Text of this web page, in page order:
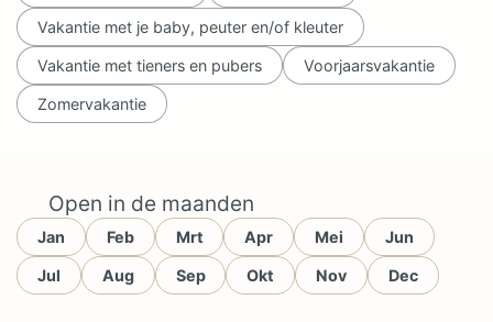
Open in de maanden
Jan Feb Mrt Apr Mei Jun
Jul Aug Sep Okt Nov Dec
Vakantie met je baby, peuter en/of kleuter
Vakantie met tieners en pubers Voorjaarsvakantie
Zomervakantie